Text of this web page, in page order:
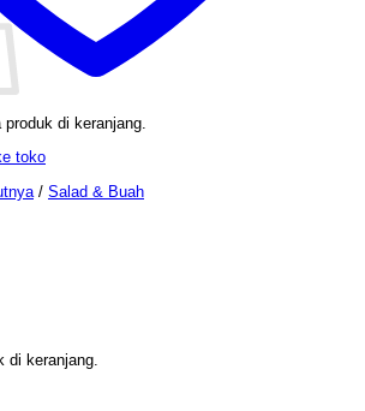
di keranjang.
toko
di keranjang.
/ Salad & Buah